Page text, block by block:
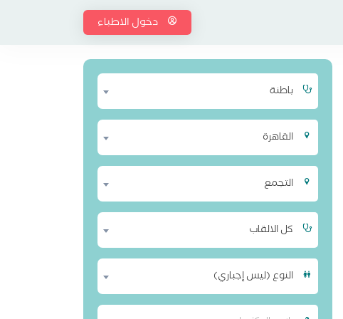
دخول الاطباء
باطنة
القاهرة
التجمع
كل الالقاب
النوع (ليس إجباري)